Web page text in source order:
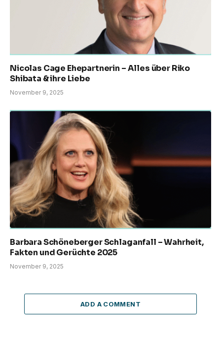
Nicolas Cage Ehepartnerin – Alles über Riko
Shibata & ihre Liebe
November 9, 2025
Barbara Schöneberger Schlaganfall – Wahrheit,
Fakten und Gerüchte 2025
November 9, 2025
ADD A COMMENT